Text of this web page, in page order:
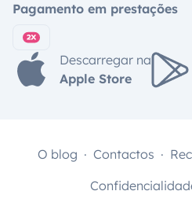
Pagamento em prestações
Descarregar na
Apple Store
O blog Contactos